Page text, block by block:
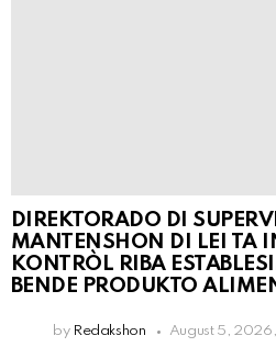
DIREKTORADO DI
MANTENSHON DI LEI TA
KONTRÒL RIBA
BENDE PRODUKTO
by Redakshon August 5,